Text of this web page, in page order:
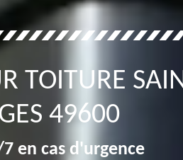
TOITURE
49600
en cas d'urgence